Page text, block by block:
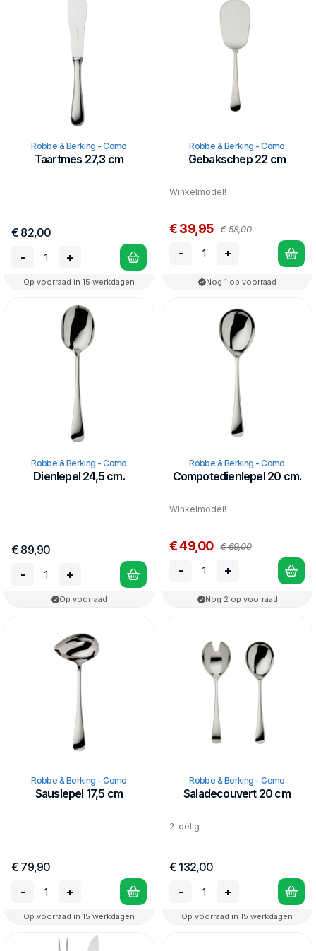
Robbe & Berking - Como
Taartmes 27,3 cm
€ 82,00
-
+
Op voorraad in 15 werkdagen
Robbe & Berking - Como
Gebakschep 22 cm
Winkelmodel!
€ 39,95 € 58,00
- +
Nog 1 op voorraad
Robbe & Berking - Como
Dienlepel 24,5 cm.
€ 89,90
-
+
Op voorraad
Robbe & Berking - Como
Compotedienlepel 20 cm.
Winkelmodel!
€ 49,00 € 69,00
- +
Nog 2 op voorraad
Robbe & Berking - Como
Sauslepel 17,5 cm
€ 79,90
-
+
Op voorraad in 15 werkdagen
Robbe & Berking - Como
Saladecouvert 20 cm
2-delig
€ 132,00
-
+
Op voorraad in 15 werkdagen